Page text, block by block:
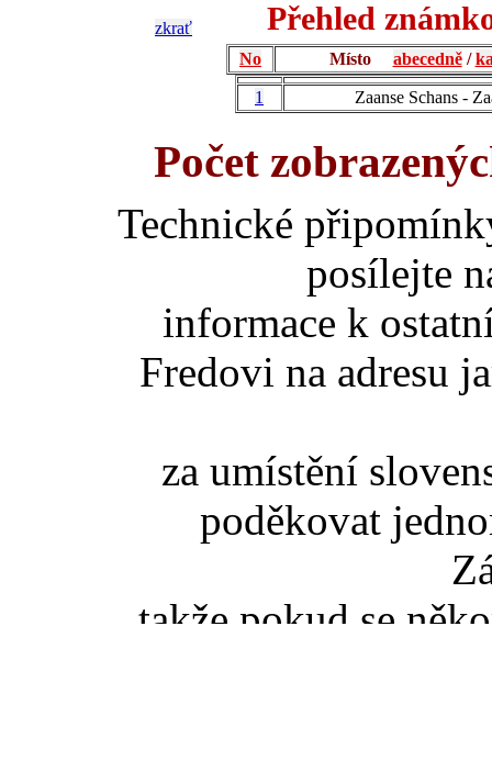
zkrať Přehled
No Místo abecedně/
1 Zaanse Schans -
Počet
Technické
posílejte
informace k
Fredovi na adresu
za umístění
poděkovat
takže pokud se